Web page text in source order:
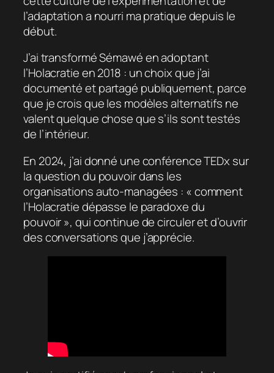
l’adaptation a nourri ma pratique depuis le
début.
J’ai transformé Sémawé en adoptant
l’Holacratie en 2018 : un choix que j’ai
documenté et partagé publiquement, parce
que je crois que les modèles alternatifs ne
valent quelque chose que s’ils sont testés
de l’intérieur.
En 2024, j’ai donné une conférence TEDx sur
la question du pouvoir dans les
organisations auto-managées : « comment
l’Holacratie dépasse le paradoxe du
pouvoir », qui continue de circuler et d’ouvrir
des conversations que j’apprécie.